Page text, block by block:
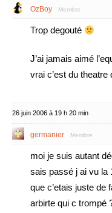
OzBoy Membre
Trop degouté
J’ai jamais aimé
vrai c’est du theatre
26 juin 2006 à 19 h 20 min
germanier Membre
moi je suis autant
sais passé j ai vu la
que c’etais juste de
arbirte qui c trompé